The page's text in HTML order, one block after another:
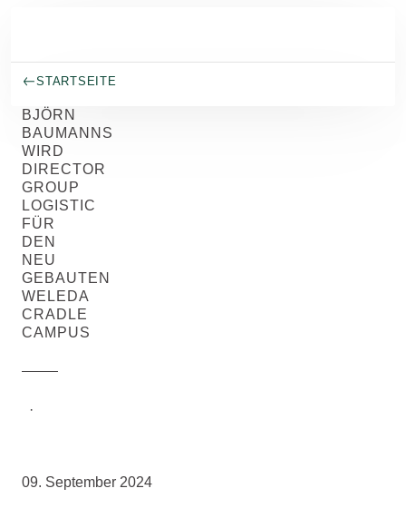
STARTSEITE
BJÖRN
BAUMANNS
WIRD
DIRECTOR
GROUP
LOGISTIC
FÜR
DEN
NEU
GEBAUTEN
WELEDA
CRADLE
CAMPUS
·
09. September 2024